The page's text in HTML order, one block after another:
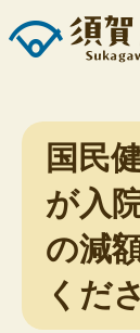
国民
が入
の減
くだ